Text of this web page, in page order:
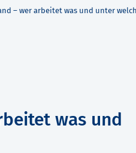
– wer arbeitet was und unter
was und